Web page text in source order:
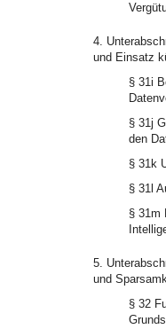
4.
und Einsatz
§ 31i
§ 31j
den
§ 31k
§ 31l
§ 31m
5.
und
§ 32